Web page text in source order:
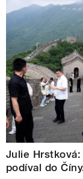
Julie Hrstková:
podíval do